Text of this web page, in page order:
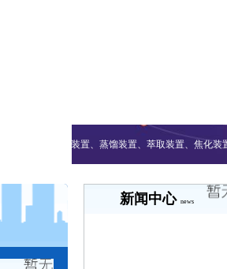
加氢装置、流化床装置、蒸馏装置、萃取装置、焦化装
新闻中心 news